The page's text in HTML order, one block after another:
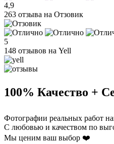
4,9
263 отзыва на Отзовик
5
148 отзывов на Yell
100% Качество +
Фотографии реальных работ
С любовью и качеством по
Мы ценим ваш выбор ❤️